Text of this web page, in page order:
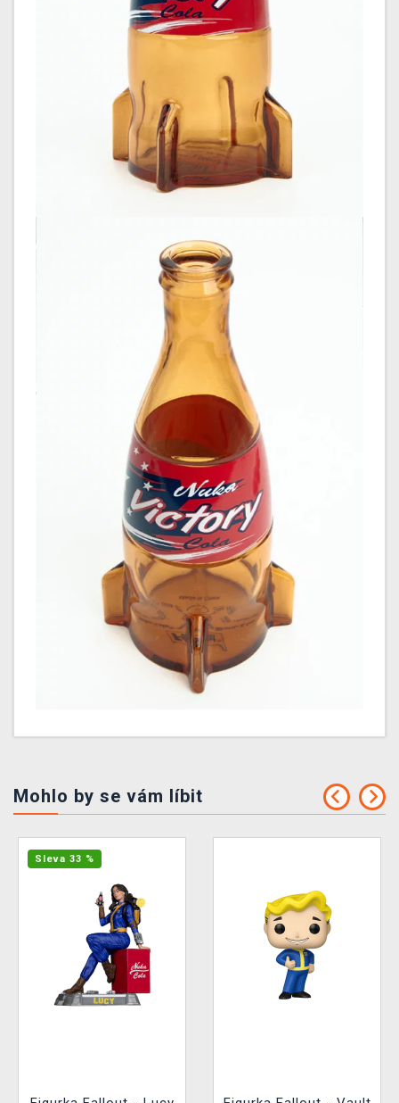
Mohlo by se vám líbit
Sleva 33 %